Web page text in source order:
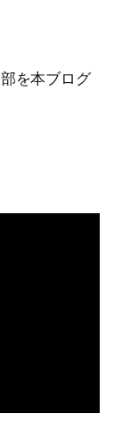
を本ブログ